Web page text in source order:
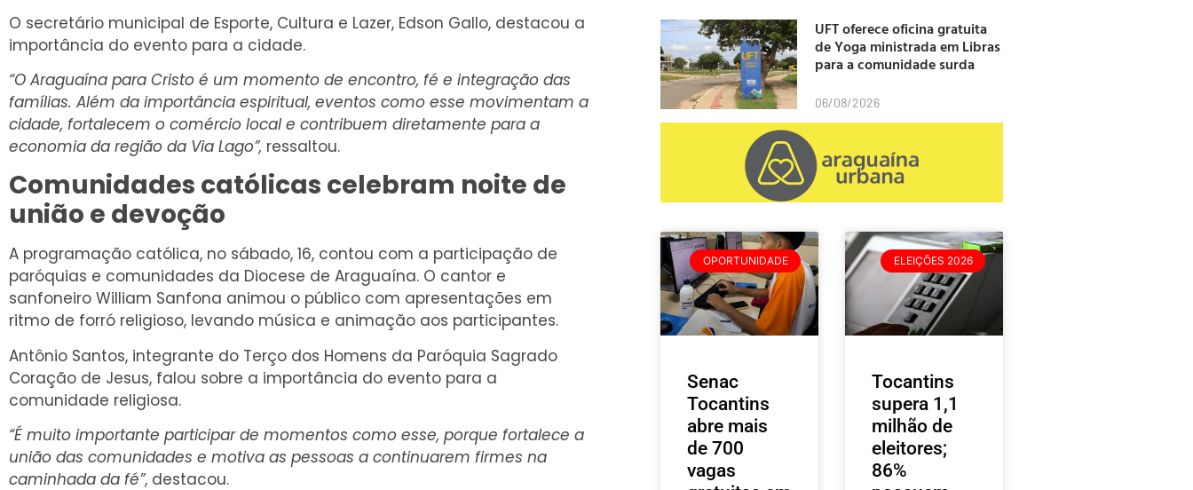
O secretário municipal de Esporte, Cultura e Lazer, Edson Gallo, destacou a
importância do evento para a cidade.
“O Araguaína para Cristo é um momento de encontro, fé e integração das
famílias. Além da importância espiritual, eventos como esse movimentam a
cidade, fortalecem o comércio local e contribuem diretamente para a
economia da região da Via Lago”, ressaltou.
Comunidades católicas celebram noite de
união e devoção
A programação católica, no sábado, 16, contou com a participação de
paróquias e comunidades da Diocese de Araguaína. O cantor e
sanfoneiro William Sanfona animou o público com apresentações em
ritmo de forró religioso, levando música e animação aos participantes.
Antônio Santos, integrante do Terço dos Homens da Paróquia Sagrado
Coração de Jesus, falou sobre a importância do evento para a
comunidade religiosa.
“É muito importante participar de momentos como esse, porque fortalece a
união das comunidades e motiva as pessoas a continuarem firmes na
caminhada da fé”, destacou.
UFT oferece oficina gratuita
de Yoga ministrada em Libras
para a comunidade surda
06/08/2026
OPORTUNIDADE
Senac
Tocantins
abre mais
de 700
vagas
ELEIÇÕES 2026
Tocantins
supera 1,1
milhão de
eleitores;
86%